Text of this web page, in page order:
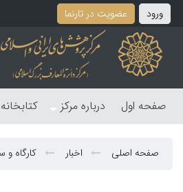
ورود عضویت در تارنما
صفحه اول درباره مرکز کتابخانه
صفحه اصلی اخبار کارگاه و